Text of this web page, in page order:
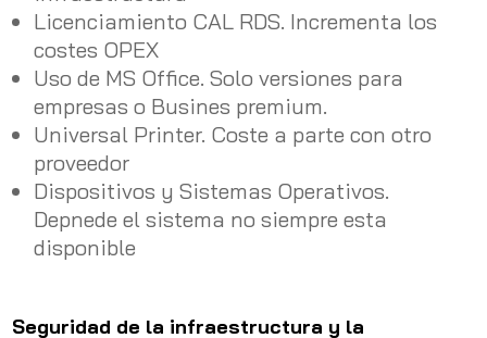
Licenciamiento CAL RDS. Incrementa los
costes OPEX
Uso de MS Office. Solo versiones para
empresas o Busines premium.
Universal Printer. Coste a parte con otro
proveedor
Dispositivos y Sistemas Operativos.
Depnede el sistema no siempre esta
disponible
Seguridad de la infraestructura y la